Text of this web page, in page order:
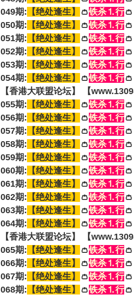
049期: 【绝处逢生】 👛铁杀⒈行
050期: 【绝处逢生】 👛铁杀⒈行
051期: 【绝处逢生】 👛铁杀⒈行
052期: 【绝处逢生】 👛铁杀⒈行
053期: 【绝处逢生】 👛铁杀⒈行
054期: 【绝处逢生】 👛铁杀⒈行
【香港大联盟论坛】 【
055期: 【绝处逢生】 👛铁杀⒈行
056期: 【绝处逢生】 👛铁杀⒈行
057期: 【绝处逢生】 👛铁杀⒈行
058期: 【绝处逢生】 👛铁杀⒈行
059期: 【绝处逢生】 👛铁杀⒈行
060期: 【绝处逢生】 👛铁杀⒈行
061期: 【绝处逢生】 👛铁杀⒈行
062期: 【绝处逢生】 👛铁杀⒈行
063期: 【绝处逢生】 👛铁杀⒈行
064期: 【绝处逢生】 👛铁杀⒈行
【香港大联盟论坛】 【
065期: 【绝处逢生】 👛铁杀⒈行
066期: 【绝处逢生】 👛铁杀⒈行
067期: 【绝处逢生】 👛铁杀⒈行
068期: 【绝处逢生】 👛铁杀⒈行